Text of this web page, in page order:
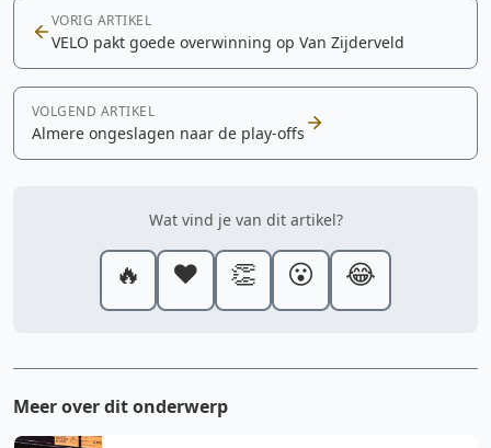
VORIG ARTIKEL
VELO pakt goede overwinning op Van Zijderveld
VOLGEND ARTIKEL
Almere ongeslagen naar de play-offs
Wat vind je van dit artikel?
🔥 ❤️ 👏 😮 😂
Meer over dit onderwerp